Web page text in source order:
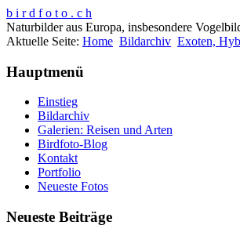
b i r d f o t o . c h
Naturbilder aus Europa, insbesondere
Aktuelle Seite: Home Bildarchiv Exoten,
Hauptmenü
Einstieg
Bildarchiv
Galerien: Reisen und Arten
Birdfoto-Blog
Kontakt
Portfolio
Neueste Fotos
Neueste Beiträge